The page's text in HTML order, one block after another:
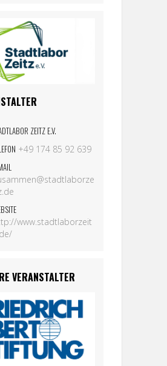
ZEITZ E.V.
+49 174 85 92 639
www.stadtlaborzeit
VERANSTALTER